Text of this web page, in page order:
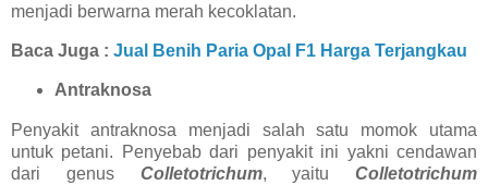
menjadi berwarna merah kecoklatan.
Baca Juga : Jual Benih Paria Opal F1 Harga Terjangkau
Antraknosa
Penyakit antraknosa menjadi salah satu momok utama
untuk petani. Penyebab dari penyakit ini yakni cendawan
dari genus Colletotrichum, yaitu Colletotrichum